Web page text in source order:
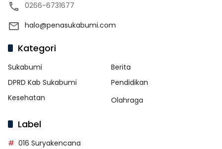
0266-6731677
halo@penasukabumi.com
Kategori
Sukabumi
Berita
DPRD Kab Sukabumi
Pendidikan
Kesehatan
Olahraga
Label
016 Suryakencana